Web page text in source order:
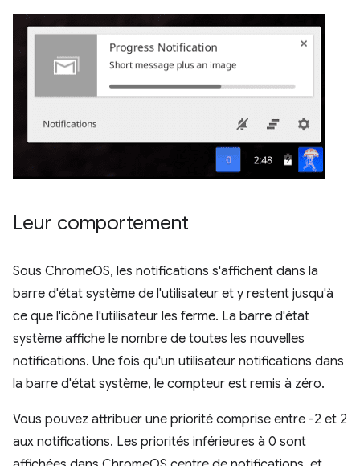
Leur comportement
Sous ChromeOS, les notifications s'affichent dans la
barre d'état système de l'utilisateur et y restent jusqu'à
ce que l'icône l'utilisateur les ferme. La barre d'état
système affiche le nombre de toutes les nouvelles
notifications. Une fois qu'un utilisateur notifications dans
la barre d'état système, le compteur est remis à zéro.
Vous pouvez attribuer une priorité comprise entre -2 et 2
aux notifications. Les priorités inférieures à 0 sont